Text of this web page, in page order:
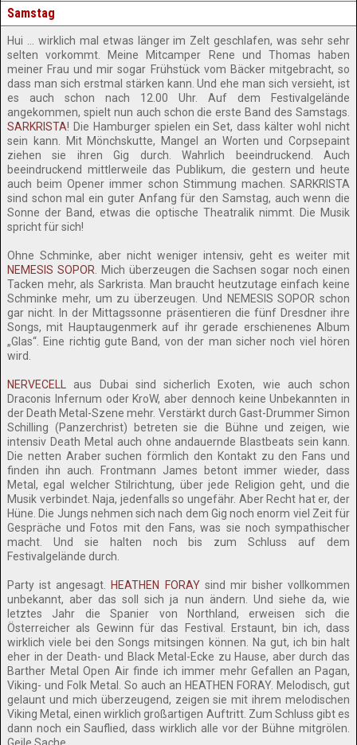
Samstag
Hui … wirklich mal etwas länger im Zelt geschlafen, was sehr sehr
selten vorkommt. Meine Mitcamper Rene und Thomas haben
meiner Frau und mir sogar Frühstück vom Bäcker mitgebracht, so
dass man sich erstmal stärken kann. Und ehe man sich versieht, ist
es auch schon nach 12.00 Uhr. Auf dem Festivalgelände
angekommen, spielt nun auch schon die erste Band des Samstags.
SARKRISTA! Die Hamburger spielen ein Set, dass kälter wohl nicht
sein kann. Mit Mönchskutte, Mangel an Worten und Corpsepaint
ziehen sie ihren Gig durch. Wahrlich beeindruckend. Auch
beeindruckend mittlerweile das Publikum, die gestern und heute
auch beim Opener immer schon Stimmung machen. SARKRISTA
sind schon mal ein guter Anfang für den Samstag, auch wenn die
Sonne der Band, etwas die optische Theatralik nimmt. Die Musik
spricht für sich!
Ohne Schminke, aber nicht weniger intensiv, geht es weiter mit
NEMESIS SOPOR . Mich überzeugen die Sachsen sogar noch einen
Tacken mehr, als Sarkrista. Man braucht heutzutage einfach keine
Schminke mehr, um zu überzeugen. Und NEMESIS SOPOR schon
gar nicht. In der Mittagssonne präsentieren die fünf Dresdner ihre
Songs, mit Hauptaugenmerk auf ihr gerade erschienenes Album
„Glas“. Eine richtig gute Band, von der man sicher noch viel hören
wird.
NERVECELL
aus Dubai sind sicherlich Exoten, wie auch schon
Draconis Infernum oder KroW, aber dennoch keine Unbekannten in
der Death Metal-Szene mehr. Verstärkt durch Gast-Drummer Simon
Schilling (Panzerchrist) betreten sie die Bühne und zeigen, wie
intensiv Death Metal auch ohne andauernde Blastbeats sein kann.
Die netten Araber suchen förmlich den Kontakt zu den Fans und
finden ihn auch. Frontmann James betont immer wieder, dass
Metal, egal welcher Stilrichtung, über jede Religion geht, und die
Musik verbindet. Naja, jedenfalls so ungefähr. Aber Recht hat er, der
Hüne. Die Jungs nehmen sich nach dem Gig noch enorm viel Zeit für
Gespräche und Fotos mit den Fans, was sie noch sympathischer
macht. Und sie halten noch bis zum Schluss auf dem
Festivalgelände durch.
Party ist angesagt. HEATHEN FORAYsind mir bisher vollkommen
unbekannt, aber das soll sich ja nun ändern. Und siehe da, wie
letztes Jahr die Spanier von Northland, erweisen sich die
Österreicher als Gewinn für das Festival. Erstaunt, bin ich, dass
wirklich viele bei den Songs mitsingen können. Na gut, ich bin halt
eher in der Death- und Black Metal-Ecke zu Hause, aber durch das
Barther Metal Open Air finde ich immer mehr Gefallen an Pagan,
Viking- und Folk Metal. So auch an HEATHEN FORAY. Melodisch, gut
gelaunt und mich überzeugend, zeigen sie mit ihrem melodischen
Viking Metal, einen wirklich großartigen Auftritt. Zum Schluss gibt es
dann noch ein Sauflied, dass wirklich alle vor der Bühne mitgrölen.